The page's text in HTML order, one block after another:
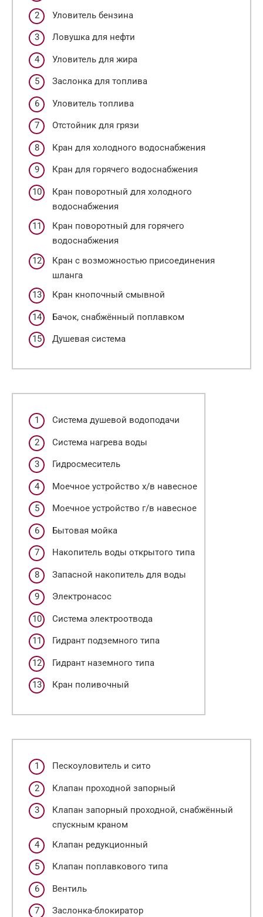
Уловитель бензина
Ловушка для нефти
Уловитель для жира
Заслонка для топлива
Уловитель топлива
Отстойник для грязи
Кран для холодного водоснабжения
Кран для горячего водоснабжения
Кран поворотный для холодного
водоснабжения
Кран поворотный для горячего
водоснабжения
Кран с возможностью присоединения
шланга
Кран кнопочный смывной
Бачок, снабжённый поплавком
Душевая система
Система душевой водоподачи
Система нагрева воды
Гидросмеситель
Моечное устройство х/в навесное
Моечное устройство г/в навесное
Бытовая мойка
Накопитель воды открытого типа
Запасной накопитель для воды
Электронасос
Система электроотвода
Гидрант подземного типа
Гидрант наземного типа
Кран поливочный
Пескоуловитель и сито
Клапан проходной запорный
Клапан запорный проходной, снабжённый
спускным краном
Клапан редукционный
Клапан поплавкового типа
Вентиль
Заслонка-блокиратор